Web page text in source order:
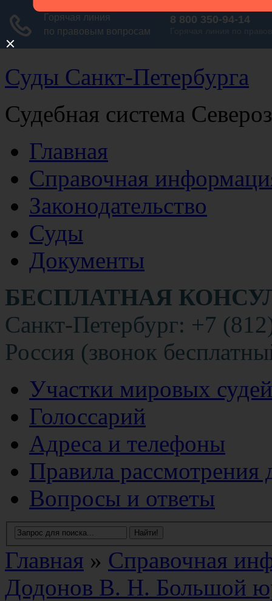
Суды Санкт-Петербурга
Судебная система
Главная
Справочная
Законодательство
Суды
Документы
БЕСПЛАТНАЯ
Санкт-Петербург: +7
Россия (звонок
Участки мировых судей
Голоссарий
Адреса и телефоны
Правила рассмотрения
Вопросы и ответы
Главная » Справочная
Додонов В. Н. Большой